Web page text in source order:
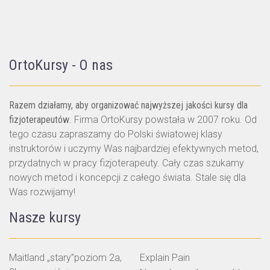
OrtoKursy - O nas
Razem działamy, aby organizować najwyższej jakości kursy dla
fizjoterapeutów. Firma OrtoKursy powstała w 2007 roku. Od
tego czasu zapraszamy do Polski światowej klasy
instruktorów i uczymy Was najbardziej efektywnych metod,
przydatnych w pracy fizjoterapeuty. Cały czas szukamy
nowych metod i koncepcji z całego świata. Stale się dla
Was rozwijamy!
Nasze kursy
Maitland „stary”poziom 2a,
Explain Pain